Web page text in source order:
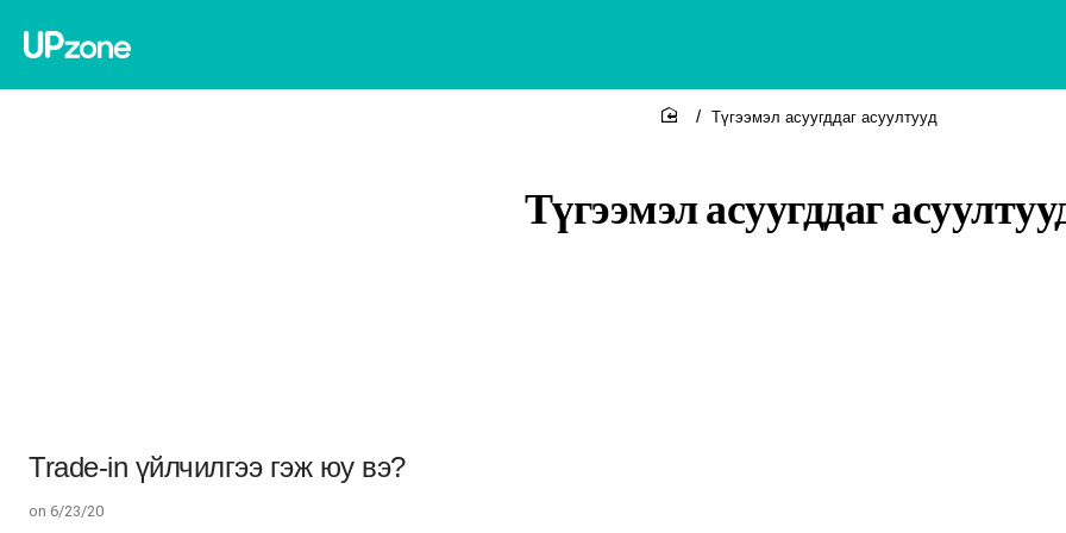
Түгээмэл асуугддаг
Түгээмэл асуугддаг асуултууд
Trade-in үйлчилгээ гэж юу вэ?
on 6/23/20